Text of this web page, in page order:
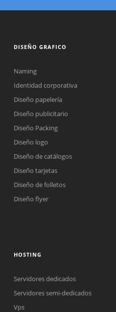
DISEÑO GRAFICO
Naming
Identidad corporativa
Diseño papelería
Diseño publicitario
Diseño Packing
Diseño logo
Diseño de catálogos
Diseño tarjetas
Diseño de folletos
Diseño flyer
HOSTING
Servidores dedicados
Servidores semi-dedicados
Vps